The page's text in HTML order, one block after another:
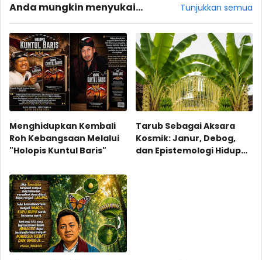
Anda mungkin menyukai
postingan ini
Tunjukkan semua
Menghidupkan Kembali
Roh Kebangsaan Melalui
"Holopis Kuntul Baris"
Tarub Sebagai Aksara
Kosmik: Janur, Debog,
dan Epistemologi Hidup